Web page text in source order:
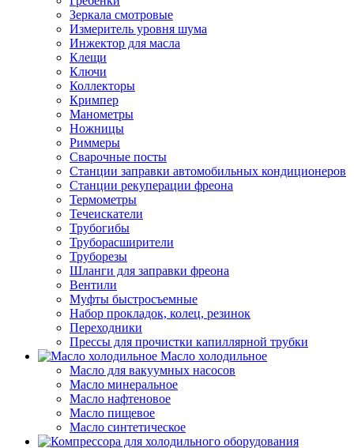
Зеркала смотровые
Измеритель уровня шума
Инжектор для масла
Клещи
Ключи
Коллекторы
Кримпер
Манометры
Ножницы
Риммеры
Сварочные посты
Станции заправки автомобильных кондиционеров
Станции рекуперации фреона
Термометры
Течеискатели
Трубогибы
Труборасширители
Труборезы
Шланги для заправки фреона
Вентили
Муфты быстросъемные
Набор прокладок, колец, резинок
Переходники
Прессы для прочистки капиллярной трубки
Масло холодильное
Масло для вакуумных насосов
Масло минеральное
Масло нафтеновое
Масло пищевое
Масло синтетическое